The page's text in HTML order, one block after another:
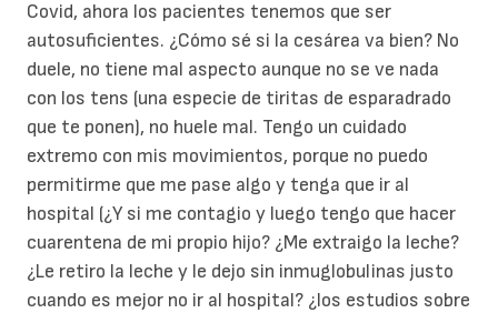
Covid, ahora los pacientes tenemos que ser
autosuficientes. ¿Cómo sé si la cesárea va bien? No
duele, no tiene mal aspecto aunque no se ve nada
con los tens (una especie de tiritas de esparadrado
que te ponen), no huele mal. Tengo un cuidado
extremo con mis movimientos, porque no puedo
permitirme que me pase algo y tenga que ir al
hospital (¿Y si me contagio y luego tengo que hacer
cuarentena de mi propio hijo? ¿Me extraigo la leche?
¿Le retiro la leche y le dejo sin inmuglobulinas justo
cuando es mejor no ir al hospital? ¿los estudios sobre